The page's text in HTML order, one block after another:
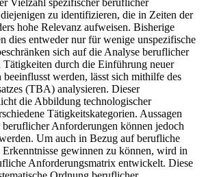
zu identifizieren, die in Zeiten der
hohe Relevanz aufweisen. Bisherige
dies entweder nur für wenige unspezifische
sich auf die Analyse beruflicher
durch die Einführung neuer
werden, lässt sich mithilfe des
(TBA) analysieren. Dieser
die Abbildung technologischer
Tätigkeitskategorien. Aussagen
Anforderungen können jedoch
Um auch in Bezug auf berufliche
gewinnen zu können, wird in
Anforderungsmatrix entwickelt. Diese